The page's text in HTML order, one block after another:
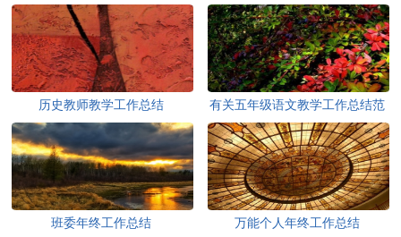
历史教师教学工作总结
有关五年级语文教学工作总结范
文
班委年终工作总结 万能个人年终工作总结